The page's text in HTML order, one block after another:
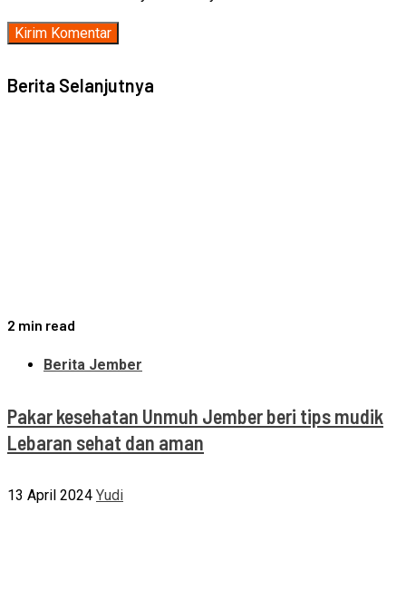
Berita Selanjutnya
2 min read
Berita Jember
Pakar kesehatan Unmuh Jember beri tips mudik
Lebaran sehat dan aman
13 April 2024 Yudi